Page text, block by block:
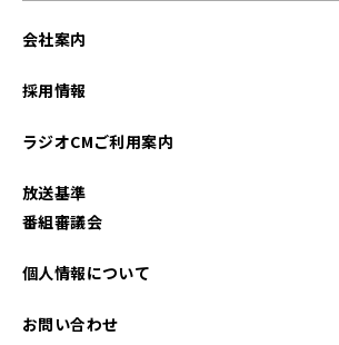
会社案内
採用情報
ラジオCMご利用案内
放送基準
番組審議会
個人情報について
お問い合わせ